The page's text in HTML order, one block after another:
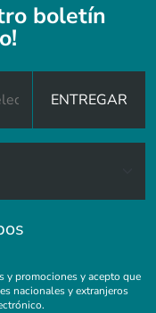
boletín
ENTREGAR
y promociones y acepto que
nacionales y extranjeros